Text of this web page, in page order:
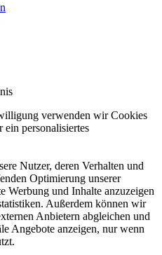
verwenden wir Cookies
personalisiertes
Nutzer, deren Verhalten und
Optimierung unserer
Werbung und Inhalte anzuzeigen
Außerdem können wir
Anbietern abgleichen und
Angebote anzeigen, nur wenn